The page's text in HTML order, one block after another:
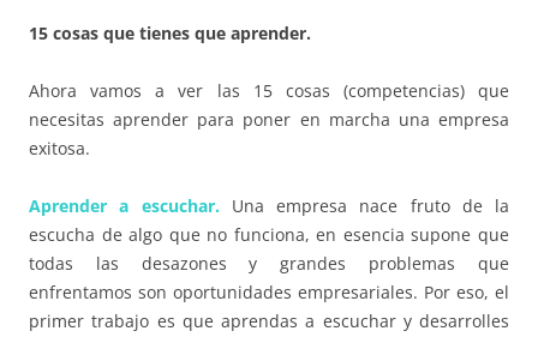
15 cosas que tienes que aprender.
Ahora vamos a ver las 15 cosas (competencias) que
necesitas aprender para poner en marcha una empresa
exitosa.
Aprender a escuchar.
Una empresa nace fruto de la
escucha de algo que no funciona, en esencia supone que
todas las desazones y grandes problemas que
enfrentamos son oportunidades empresariales. Por eso, el
primer trabajo es que aprendas a escuchar y desarrolles